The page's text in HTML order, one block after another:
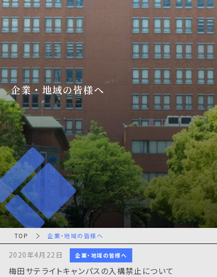
企業・地域の皆様へ
TOP 企業・地域の皆様へ
2020年4月22日 企業・地域の皆様へ
梅田サテライトキャンパスの入構禁止について